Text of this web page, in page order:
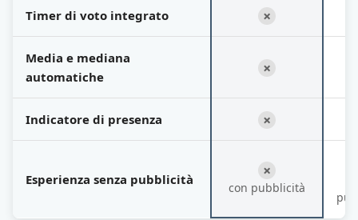
Timer di voto integrato ✗
Media e mediana
automatiche
✗
Indicatore di presenza ✗
Esperienza senza pubblicità
✗
con pubblicità